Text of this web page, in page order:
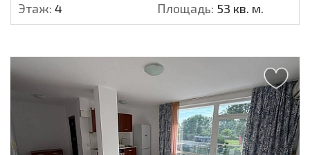
Этаж: 4 Площадь: 53 кв. м.